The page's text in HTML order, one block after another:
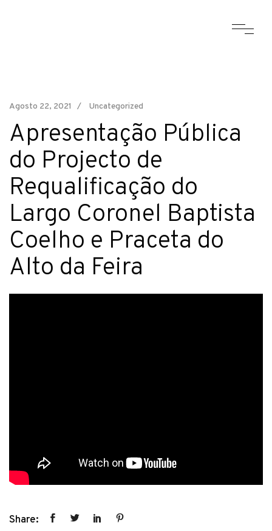
Agosto 22, 2021 Uncategorized
Apresentação Pública
do Projecto de
Requalificação do
Largo Coronel Baptista
Coelho e Praceta do
Alto da Feira
Share: